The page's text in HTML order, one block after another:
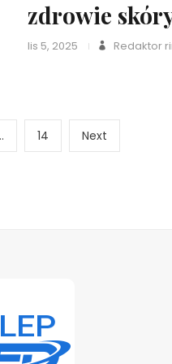
zdrowie
lis 5, 2025 Redaktor
Nawigacja
Page
14 NextNext
page